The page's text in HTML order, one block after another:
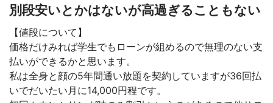
別段安いとかはないが高過ぎることもない
【値段について】
価格だけみれば学生でもローンが組めるので無理のない支
払いができるかと思います。
私は全身と顔の5年間通い放題を契約していますが36回払
いでだいたい月に14,000円程です。